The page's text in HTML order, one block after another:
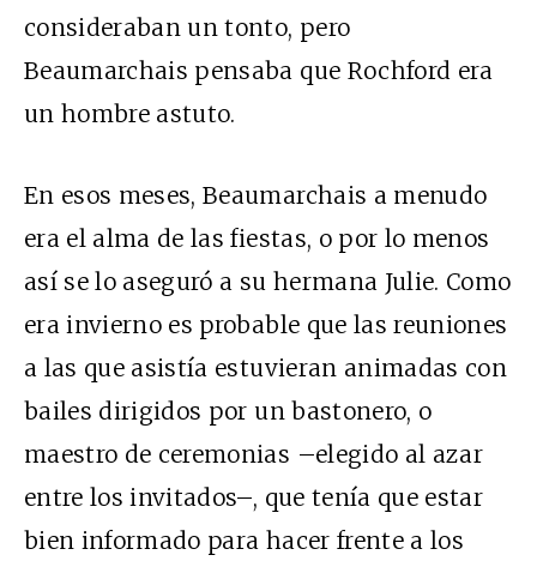
consideraban un tonto, pero
Beaumarchais pensaba que Rochford era
un hombre astuto.
En esos meses, Beaumarchais a menudo
era el alma de las fiestas, o por lo menos
así se lo aseguró a su hermana Julie. Como
era invierno es probable que las reuniones
a las que asistía estuvieran animadas con
bailes dirigidos por un bastonero, o
maestro de ceremonias –elegido al azar
entre los invitados–, que tenía que estar
bien informado para hacer frente a los